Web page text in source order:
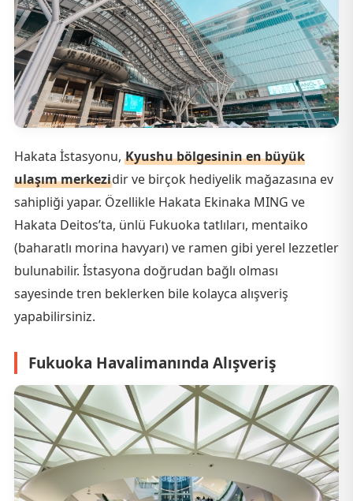
Hakata İstasyonu, Kyushu bölgesinin en büyük
ulaşım merkezidir ve birçok hediyelik mağazasına ev
sahipliği yapar. Özellikle Hakata Ekinaka MING ve
Hakata Deitos’ta, ünlü Fukuoka tatlıları, mentaiko
(baharatlı morina havyarı) ve ramen gibi yerel lezzetler
bulunabilir. İstasyona doğrudan bağlı olması
sayesinde tren beklerken bile kolayca alışveriş
yapabilirsiniz.
Fukuoka Havalimanında Alışveriş